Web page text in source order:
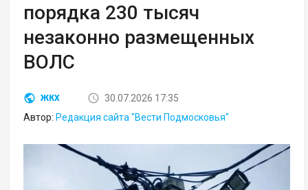
порядка 230 тысяч
незаконно размещенных
ВОЛС
ЖКХ
30.07.2026 17:35
Автор: Редакция сайта "Вести Подмосковья"